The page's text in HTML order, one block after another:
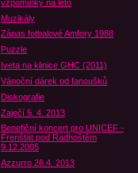
vzpomínky na léto
Muzikály
Zápas fotbalové Amfory 1988
Puzzle
Iveta na klinice GHC (2011)
Vánoční dárek od fanoušků
Diskografie
Zaječí 5. 4. 2013
Benefiční koncert pro UNICEF -
Frenštát pod Radhoštěm
9.12.2005
Azzurro 26.4. 2013